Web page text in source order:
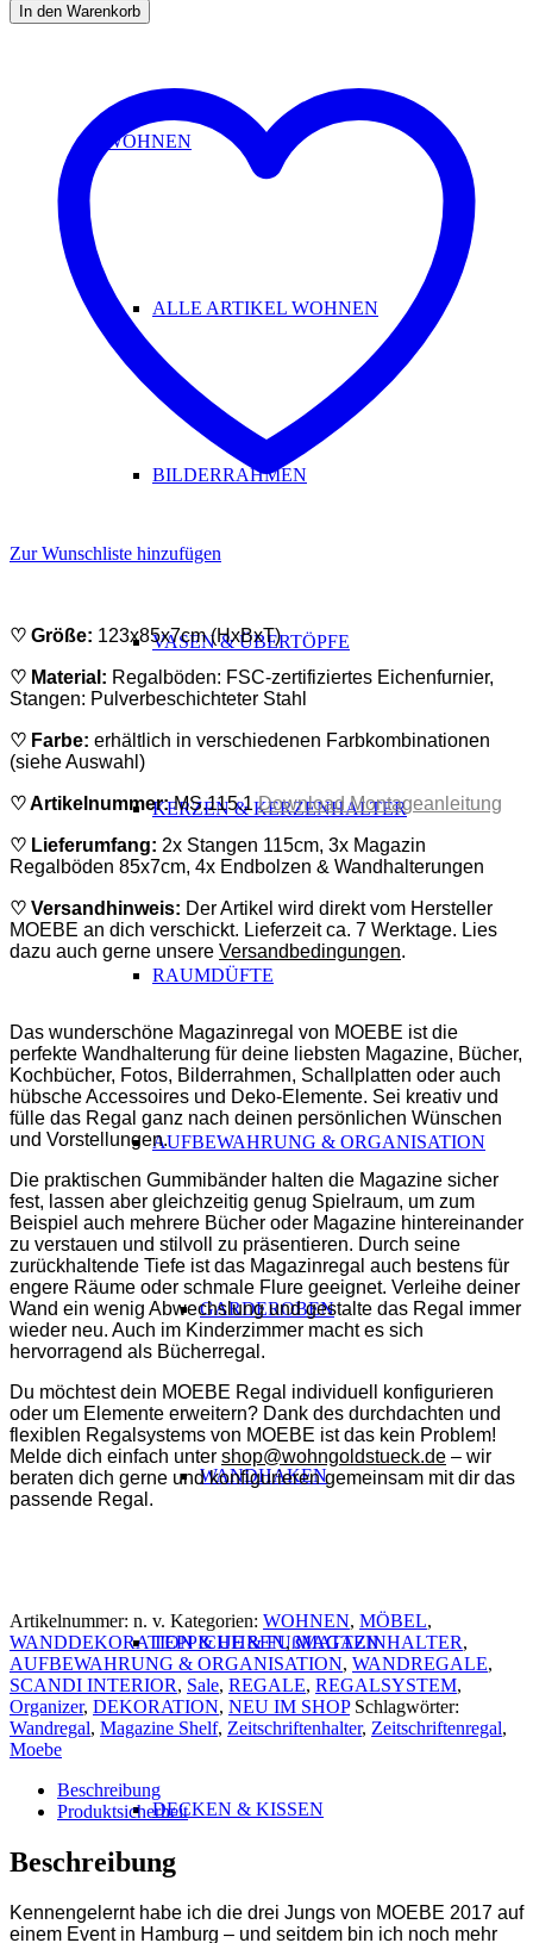
WOHNEN
ALLE ARTIKEL WOHNEN
BILDERRAHMEN
VASEN & ÜBERTÖPFE
KERZEN & KERZENHALTER
RAUMDÜFTE
AUFBEWAHRUNG & ORGANISATION
GARDEROBEN
WANDHAKEN
TEPPICHE & FUßMATTEN
DECKEN & KISSEN
In den Warenkorb
Zur Wunschliste hinzufügen
♡ Größe: 123x85x7cm (HxBxT)
♡ Material: Regalböden: FSC-zertifiziertes Eichenfurnier,
Stangen: Pulverbeschichteter Stahl
♡ Farbe: erhältlich in verschiedenen Farbkombinationen
(siehe Auswahl)
♡Artikelnummer:MS.115.1Download Montageanleitung
♡ Lieferumfang: 2x Stangen 115cm, 3x Magazin
Regalböden 85x7cm, 4x Endbolzen & Wandhalterungen
♡ Versandhinweis: Der Artikel wird direkt vom Hersteller
MOEBE an dich verschickt. Lieferzeit ca. 7 Werktage. Lies
dazu auch gerne unsere Versandbedingungen.
Das wunderschöne Magazinregal von MOEBE ist die
perfekte Wandhalterung für deine liebsten Magazine, Bücher,
Kochbücher, Fotos, Bilderrahmen, Schallplatten oder auch
hübsche Accessoires und Deko-Elemente. Sei kreativ und
fülle das Regal ganz nach deinen persönlichen Wünschen
und Vorstellungen.
Die praktischen Gummibänder halten die Magazine sicher
fest, lassen aber gleichzeitig genug Spielraum, um zum
Beispiel auch mehrere Bücher oder Magazine hintereinander
zu verstauen und stilvoll zu präsentieren. Durch seine
zurückhaltende Tiefe ist das Magazinregal auch bestens für
engere Räume oder schmale Flure geeignet. Verleihe deiner
Wand ein wenig Abwechslung und gestalte das Regal immer
wieder neu. Auch im Kinderzimmer macht es sich
hervorragend als Bücherregal.
Du möchtest dein MOEBE Regal individuell konfigurieren
oder um Elemente erweitern? Dank des durchdachten und
flexiblen Regalsystems von MOEBE ist das kein Problem!
Melde dich einfach unter shop@wohngoldstueck.de – wir
beraten dich gerne und konfigurieren gemeinsam mit dir das
passende Regal.
Artikelnummer: n. v. Kategorien: WOHNEN, MÖBEL,
WANDDEKORATION & UHREN,MAGAZINHALTER,
AUFBEWAHRUNG & ORGANISATION, WANDREGALE,
SCANDI INTERIOR, Sale, REGALE, REGALSYSTEM,
Organizer, DEKORATION, NEU IM SHOP Schlagwörter:
Wandregal, Magazine Shelf, Zeitschriftenhalter, Zeitschriftenregal,
Moebe
Beschreibung
Produktsicherheit
Beschreibung
Kennengelernt habe ich die drei Jungs von MOEBE 2017 auf
einem Event in Hamburg – und seitdem bin ich noch mehr